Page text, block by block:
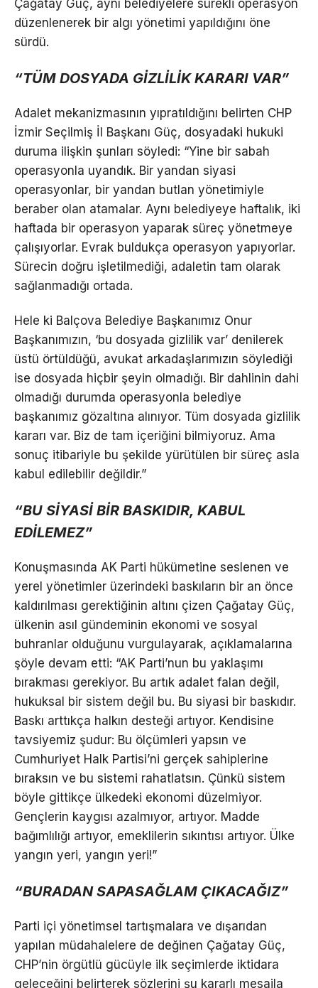
Çağatay Güç, aynı belediyelere sürekli operasyon
düzenlenerek bir algı yönetimi yapıldığını öne
sürdü.
“TÜM DOSYADA GİZLİLİK KARARI VAR”
Adalet mekanizmasının yıpratıldığını belirten CHP
İzmir Seçilmiş İl Başkanı Güç, dosyadaki hukuki
duruma ilişkin şunları söyledi: “Yine bir sabah
operasyonla uyandık. Bir yandan siyasi
operasyonlar, bir yandan butlan yönetimiyle
beraber olan atamalar. Aynı belediyeye haftalık, iki
haftada bir operasyon yaparak süreç yönetmeye
çalışıyorlar. Evrak buldukça operasyon yapıyorlar.
Sürecin doğru işletilmediği, adaletin tam olarak
sağlanmadığı ortada.
Hele ki Balçova Belediye Başkanımız Onur
Başkanımızın, ‘bu dosyada gizlilik var’ denilerek
üstü örtüldüğü, avukat arkadaşlarımızın söylediği
ise dosyada hiçbir şeyin olmadığı. Bir dahlinin dahi
olmadığı durumda operasyonla belediye
başkanımız gözaltına alınıyor. Tüm dosyada gizlilik
kararı var. Biz de tam içeriğini bilmiyoruz. Ama
sonuç itibariyle bu şekilde yürütülen bir süreç asla
kabul edilebilir değildir.”
“BU SİYASİ BİR BASKIDIR, KABUL
EDİLEMEZ”
Konuşmasında AK Parti hükümetine seslenen ve
yerel yönetimler üzerindeki baskıların bir an önce
kaldırılması gerektiğinin altını çizen Çağatay Güç,
ülkenin asıl gündeminin ekonomi ve sosyal
buhranlar olduğunu vurgulayarak, açıklamalarına
şöyle devam etti: “AK Parti’nun bu yaklaşımı
bırakması gerekiyor. Bu artık adalet falan değil,
hukuksal bir sistem değil bu. Bu siyasi bir baskıdır.
Baskı arttıkça halkın desteği artıyor. Kendisine
tavsiyemiz şudur: Bu ölçümleri yapsın ve
Cumhuriyet Halk Partisi’ni gerçek sahiplerine
bıraksın ve bu sistemi rahatlatsın. Çünkü sistem
böyle gittikçe ülkedeki ekonomi düzelmiyor.
Gençlerin kaygısı azalmıyor, artıyor. Madde
bağımlılığı artıyor, emeklilerin sıkıntısı artıyor. Ülke
yangın yeri, yangın yeri!”
“BURADAN SAPASAĞLAM ÇIKACAĞIZ”
Parti içi yönetimsel tartışmalara ve dışarıdan
yapılan müdahalelere de değinen Çağatay Güç,
CHP’nin örgütlü gücüyle ilk seçimlerde iktidara
geleceğini belirterek sözlerini şu kararlı mesajla